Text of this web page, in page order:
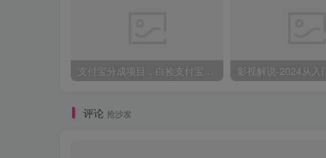
评论 抢沙发